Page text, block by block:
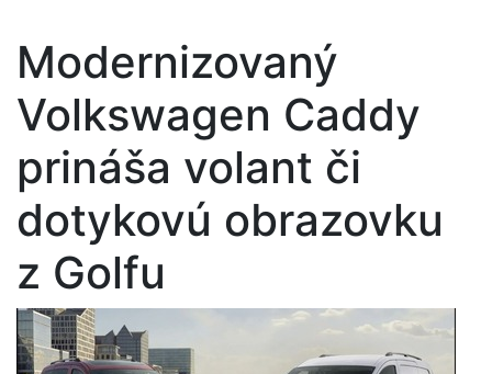
Modernizovaný
Volkswagen Caddy
prináša volant či
dotykovú obrazovku
z Golfu